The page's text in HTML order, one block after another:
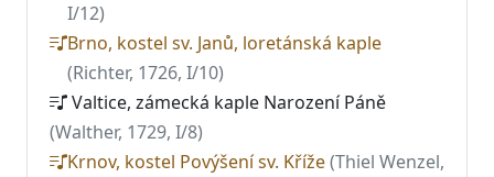
I/12)
Brno, kostel sv. Janů, loretánská kaple
(Richter, 1726, I/10)
Valtice, zámecká kaple Narození Páně
(Walther, 1729, I/8)
Krnov, kostel Povýšení sv. Kříže(Thiel Wenzel,